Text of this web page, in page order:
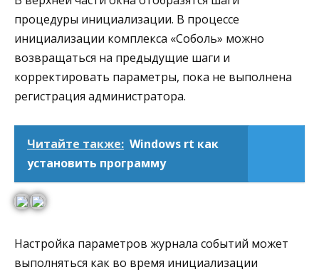
процедуры инициализации. В процессе
инициализации комплекса «Соболь» можно
возвращаться на предыдущие шаги и
корректировать параметры, пока не выполнена
регистрация администратора.
Читайте также: Windows rt как
установить программу
Настройка параметров журнала событий может
выполняться как во время инициализации